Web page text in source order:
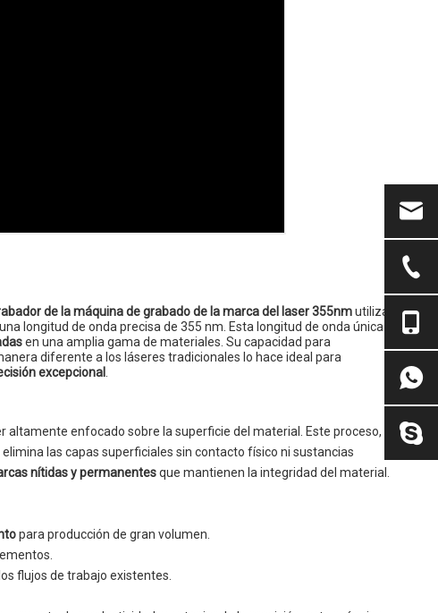
de la máquina de grabado de la marca del laser 355nmutiliza
longitud de onda precisa de 355 nm. Esta longitud de onda única
en una amplia gama de materiales. Su capacidad para
diferente a los láseres tradicionales lo hace ideal para
excepcional
altamente enfocado sobre la superficie del material. Este proceso,
elimina las capas superficiales sin contacto físico ni sustancias
nítidas y permanentesque mantienen la integridad del material.
para producción de gran volumen.
flujos de trabajo existentes.